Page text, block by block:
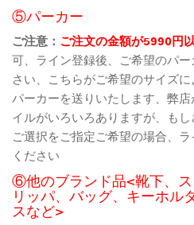
⑤パーカー
ご注意： ご注文の金額が5990円
可、ライン登録後、ご希望のパ
さい、こちらがご希望のサイズ
パーカーを送りいたします、弊
イルがいろいろありますが、も
ご選択をご指定ご希望の場合、
ください
⑥他のブランド品<靴下、
リッパ、バッグ、キーホル
スなど>